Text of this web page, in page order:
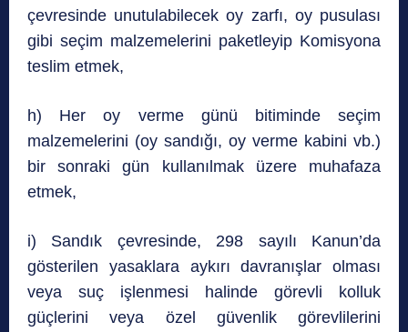
çevresinde unutulabilecek oy zarfı, oy pusulası
gibi seçim malzemelerini paketleyip Komisyona
teslim etmek,
h) Her oy verme günü bitiminde seçim
malzemelerini (oy sandığı, oy verme kabini vb.)
bir sonraki gün kullanılmak üzere muhafaza
etmek,
i) Sandık çevresinde, 298 sayılı Kanun’da
gösterilen yasaklara aykırı davranışlar olması
veya suç işlenmesi halinde görevli kolluk
güçlerini veya özel güvenlik görevlilerini